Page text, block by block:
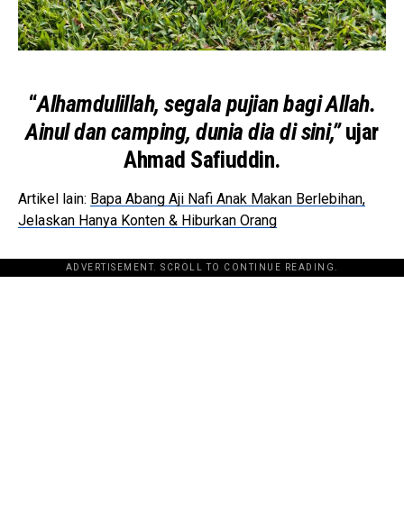
“Alhamdulillah, segala pujian bagi Allah.
Ainul dan camping, dunia dia di sini,”ujar
Ahmad Safiuddin.
Artikel lain: Bapa Abang Aji Nafi Anak Makan Berlebihan,
Jelaskan Hanya Konten & Hiburkan Orang
ADVERTISEMENT. SCROLL TO CONTINUE READING.